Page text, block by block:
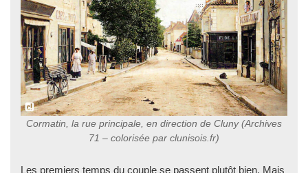
Cormatin, la rue principale, en direction de Cluny (Archives
71 – colorisée par clunisois.fr)
Les premiers temps du couple se passent plutôt bien. Mais